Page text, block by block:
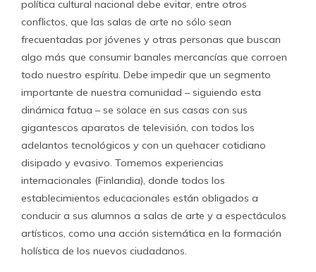
política cultural nacional debe evitar, entre otros
conflictos, que las salas de arte no sólo sean
frecuentadas por jóvenes y otras personas que buscan
algo más que consumir banales mercancías que corroen
todo nuestro espíritu. Debe impedir que un segmento
importante de nuestra comunidad – siguiendo esta
dinámica fatua – se solace en sus casas con sus
gigantescos aparatos de televisión, con todos los
adelantos tecnológicos y con un quehacer cotidiano
disipado y evasivo. Tomemos experiencias
internacionales (Finlandia), donde todos los
establecimientos educacionales están obligados a
conducir a sus alumnos a salas de arte y a espectáculos
artísticos, como una acción sistemática en la formación
holística de los nuevos ciudadanos.